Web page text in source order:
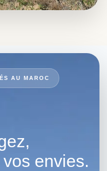
AU MAROC
envies.